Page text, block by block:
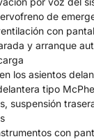
de
con
y arranque
los asientos
tipo
suspensión
con